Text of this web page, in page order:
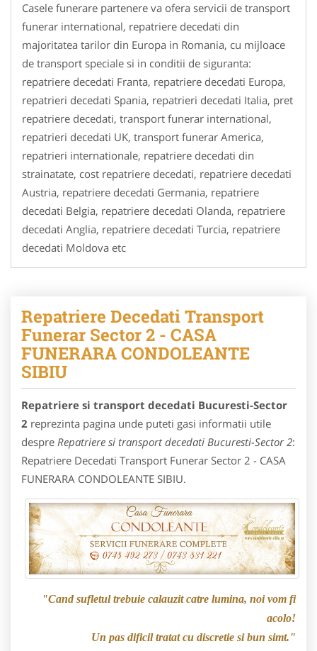
Casele funerare partenere va ofera servicii de transport
funerar international, repatriere decedati din
majoritatea tarilor din Europa in Romania, cu mijloace
de transport speciale si in conditii de siguranta:
repatriere decedati Franta, repatriere decedati Europa,
repatrieri decedati Spania, repatrieri decedati Italia, pret
repatriere decedati, transport funerar international,
repatrieri decedati UK, transport funerar America,
repatrieri internationale, repatriere decedati din
strainatate, cost repatriere decedati, repatriere decedati
Austria, repatriere decedati Germania, repatriere
decedati Belgia, repatriere decedati Olanda, repatriere
decedati Anglia, repatriere decedati Turcia, repatriere
decedati Moldova etc
Repatriere Decedati Transport
Funerar Sector 2 - CASA
FUNERARA CONDOLEANTE
SIBIU
Repatriere si transport decedati Bucuresti-Sector
2 reprezinta pagina unde puteti gasi informatii utile
despre Repatriere si transport decedati Bucuresti-Sector 2:
Repatriere Decedati Transport Funerar Sector 2 - CASA
FUNERARA CONDOLEANTE SIBIU.
"Cand sufletul trebuie calauzit catre lumina, noi vom fi
acolo!
Un pas dificil tratat cu discretie si bun simt."